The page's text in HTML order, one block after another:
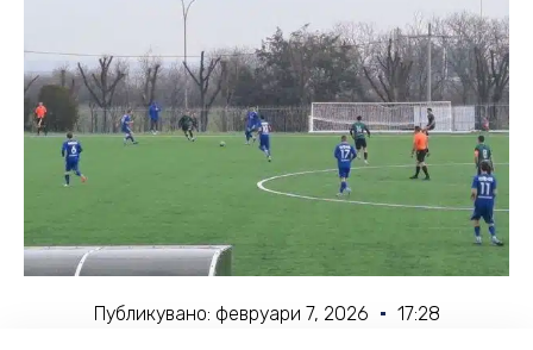
Публикувано: февруари 7, 2026 17:28